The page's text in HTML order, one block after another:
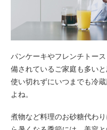
パンケーキやフレンチトー
備されているご家庭も多い
使い切れずにいつまでも冷
よね。
煮物など料理のお砂糖代わ